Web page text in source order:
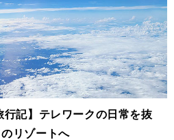
行記】テレワークの日常を抜
リゾートへ